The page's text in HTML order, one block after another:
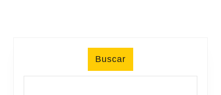
Buscar